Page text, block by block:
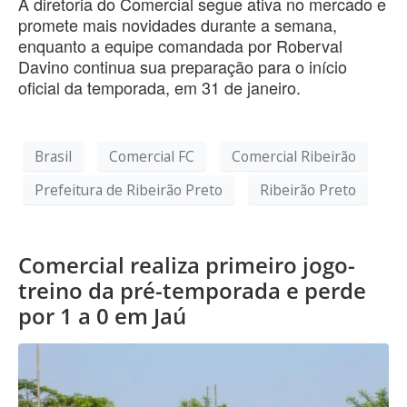
promete mais novidades durante a semana,
enquanto a equipe comandada por Roberval
Davino continua sua preparação para o início
oficial da temporada, em 31 de janeiro.
Brasil Comercial FC
Comercial Ribeirão
Prefeitura de Ribeirão Preto
Ribeirão Preto
Comercial realiza primeiro jogo-
treino da pré-temporada e perde
por 1 a 0 em Jaú